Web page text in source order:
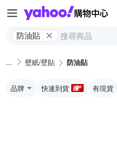
防油貼
壁紙/壁貼 防油貼
品牌 快速到貨 有現貨